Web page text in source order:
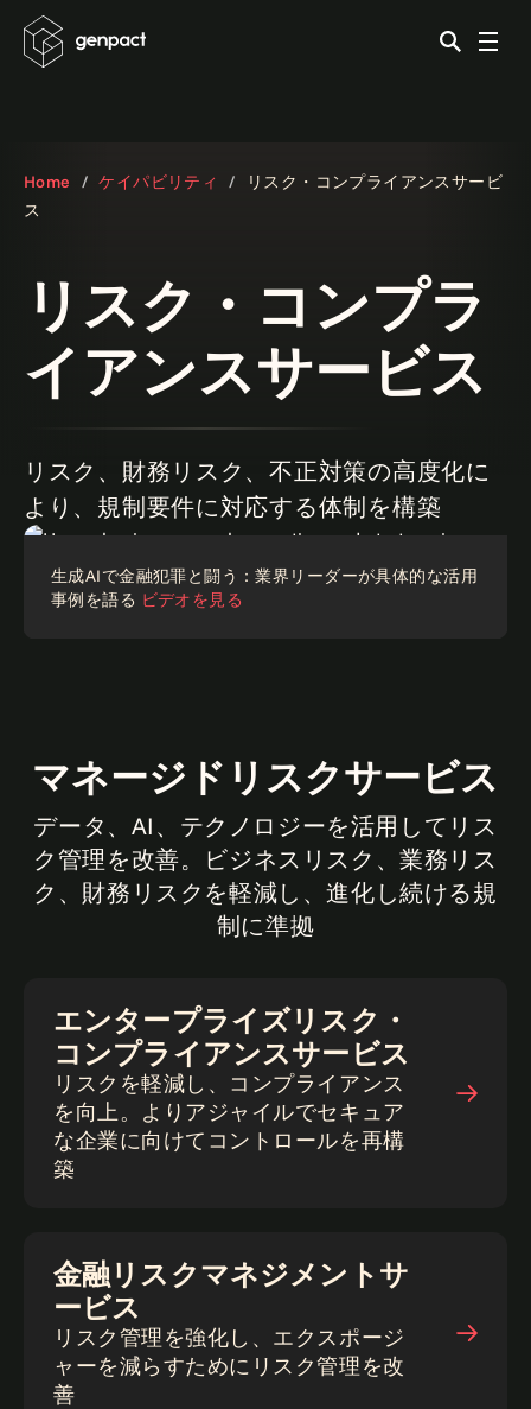
Home ケイパビリティ
リスク・コンプライアンスサービ
ス
リスク・コンプラ
イアンスサービス
リスク、財務リスク、不正対策の高度化に
より、規制要件に対応する体制を構築
Case study
生成AIで金融犯罪と闘う：業界リーダーが具体的な活用
事例を語る ビデオを見る
マネージドリスクサービス
データ、AI、テクノロジーを活用してリス
ク管理を改善。ビジネスリスク、業務リス
ク、財務リスクを軽減し、進化し続ける規
制に準拠
エンタープライズリスク・
コンプライアンスサービス
リスクを軽減し、コンプライアンス
を向上。よりアジャイルでセキュア
な企業に向けてコントロールを再構
築
金融リスクマネジメントサ
ービス
リスク管理を強化し、エクスポージ
ャーを減らすためにリスク管理を改
善